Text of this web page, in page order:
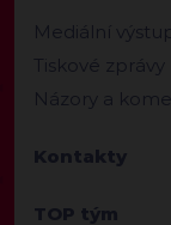
Mediální
Tiskové zprávy
Názory a
Kontakty
TOP tým